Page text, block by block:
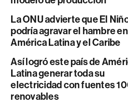
La ONU advierte que El
podría agravar el hambre en
América Latina y el Caribe
Así logró este país de
Latina generar toda su
electricidad con fuentes
renovables